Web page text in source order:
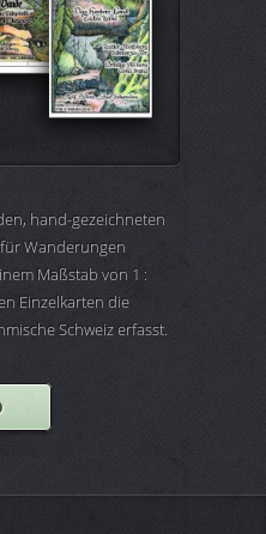
hand-gezeichneten
Wanderungen
Maßstab von 1 :
Einzelkarten die
Schweiz erfasst.